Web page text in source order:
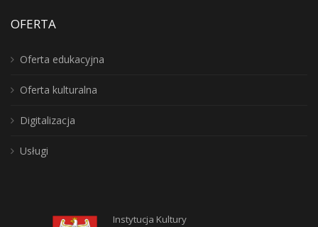
OFERTA
Oferta edukacyjna
Oferta kulturalna
Digitalizacja
Usługi
Instytucja Kultury